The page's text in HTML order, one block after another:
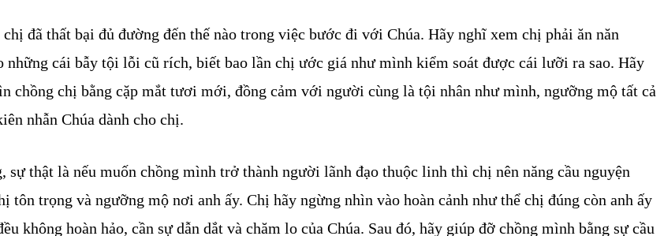
đã thất bại đủ đường đến thế nào trong việc bước đi với Chúa. Hãy nghĩ xem chị phải ăn năn
những cái bẫy tội lỗi cũ rích, biết bao lần chị ước giá như mình kiểm soát được cái lưỡi ra sao. Hãy
chồng chị bằng cặp mắt tươi mới, đồng cảm với người cùng là tội nhân như mình, ngưỡng mộ tất cả
nhẫn Chúa dành cho chị.
thật là nếu muốn chồng mình trở thành người lãnh đạo thuộc linh thì chị nên năng cầu nguyện
trọng và ngưỡng mộ nơi anh ấy. Chị hãy ngừng nhìn vào hoàn cảnh như thể chị đúng còn anh ấy
không hoàn hảo, cần sự dẫn dắt và chăm lo của Chúa. Sau đó, hãy giúp đỡ chồng mình bằng sự cầu